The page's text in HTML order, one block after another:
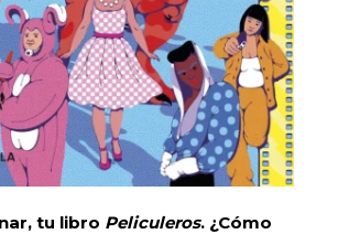
tu libro Peliculeros. ¿Cómo